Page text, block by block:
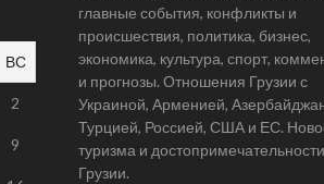
ВС
2
9
главные события, конфликты и
происшествия, политика, бизнес,
экономика, культура, спорт,
и прогнозы. Отношения Грузии с
Украиной, Арменией,
Турцией, Россией, США и ЕС.
туризма и достопримечательности
Грузии.